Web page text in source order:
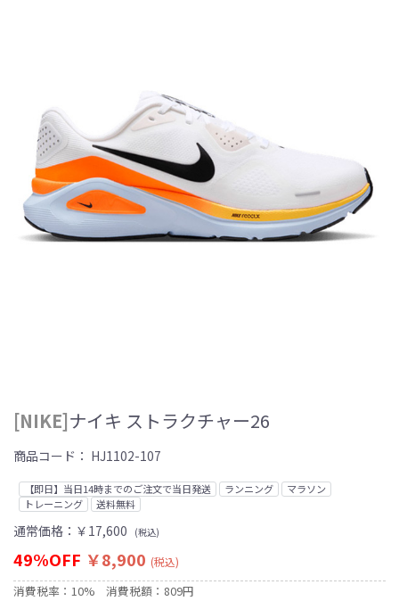
[NIKE]ナイキ ストラクチャー26
商品コード： HJ1102-107
【即日】当日14時までのご注文で当日発送 ランニング
マラソン
トレーニング
送料無料
通常価格： ￥17,600 (税込)
49%OFF ￥8,900 (税込)
消費税率：10% 消費税額：809円